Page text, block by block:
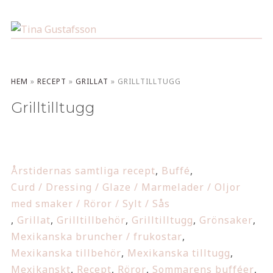
HEM » RECEPT » GRILLAT » GRILLTILLTUGG
Grilltilltugg
Årstidernas samtliga recept, Buffé,
Curd / Dressing / Glaze / Marmelader / Oljor
med smaker / Röror / Sylt / Sås
, Grillat, Grilltillbehör, Grilltilltugg, Grönsaker,
Mexikanska bruncher / frukostar,
Mexikanska tillbehör, Mexikanska tilltugg,
Mexikanskt, Recept, Röror, Sommarens bufféer,